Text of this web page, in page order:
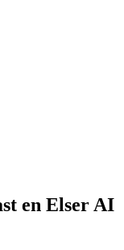
en Elser AI